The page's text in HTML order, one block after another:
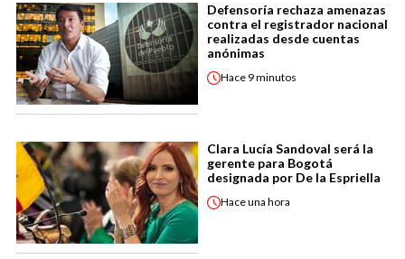
Defensoría rechaza amenazas
contra el registrador nacional
realizadas desde cuentas
anónimas
Hace 9 minutos
Clara Lucía Sandoval será la
gerente para Bogotá
designada por De la Espriella
Haceuna hora